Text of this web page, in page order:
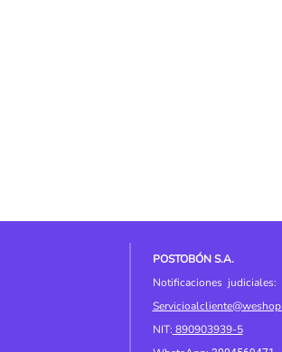
POSTOBÓN S.A.
Notificaciones judiciales:
NIT: 890903939-5